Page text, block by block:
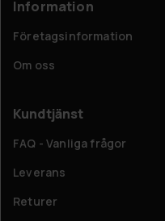
Information
Företagsinformation
Om oss
Kundtjänst
FAQ - Vanliga frågor
Leverans
Returer